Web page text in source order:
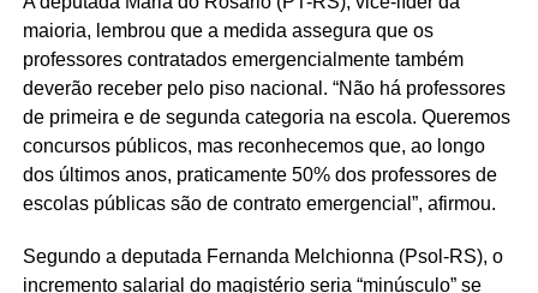
maioria, lembrou que a medida assegura que os
professores contratados emergencialmente também
deverão receber pelo piso nacional. “Não há professores
de primeira e de segunda categoria na escola. Queremos
concursos públicos, mas reconhecemos que, ao longo
dos últimos anos, praticamente 50% dos professores de
escolas públicas são de contrato emergencial”, afirmou.
Segundo a deputada Fernanda Melchionna (Psol-RS), o
incremento salarial do magistério seria “minúsculo” se